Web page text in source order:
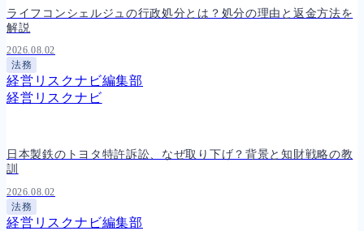
ライフコンシェルジュの行政処分とは？処分の理由と返金方法を
解説
2026.08.02
法務
経営リスクナビ編集部
経営リスクナビ
日本製鉄のトヨタ特許訴訟、なぜ取り下げ？背景と知財戦略の教
訓
2026.08.02
法務
経営リスクナビ編集部